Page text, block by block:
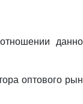
оптового